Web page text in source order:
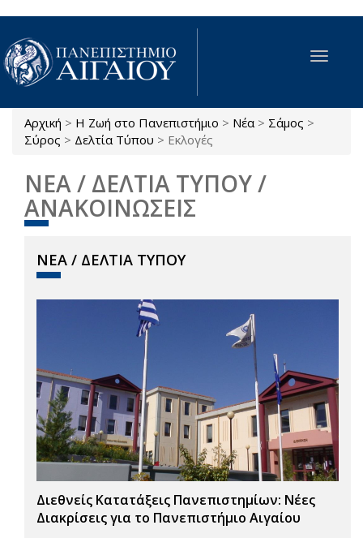
Παράκαμψη προς το κυρίως περιεχόμενο
Toggle
Είστε εδώ
Αρχική > Η Ζωή στο Πανεπιστήμιο > Νέα > Σάμος >
Σύρος > Δελτία Τύπου > Εκλογές
ΝΕΑ / ΔΕΛΤΙΑ ΤΥΠΟΥ /
ΑΝΑΚΟΙΝΩΣΕΙΣ
ΝΕΑ / ΔΕΛΤΙΑ ΤΥΠΟΥ
Διεθνείς Κατατάξεις Πανεπιστημίων: Νέες
Διακρίσεις για το Πανεπιστήμιο Αιγαίου